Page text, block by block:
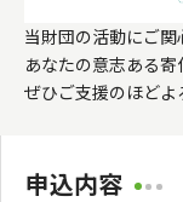
当財団の活動にご関
あなたの意志ある寄
ぜひご支援のほどよ
申込内容